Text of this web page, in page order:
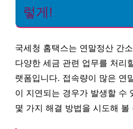
렇게!
국세청 홈택스는 연말정산 간
다양한 세금 관련 업무를 처리
랫폼입니다. 접속량이 많은 연
이 지연되는 경우가 발생할 수
몇 가지 해결 방법을 시도해 볼